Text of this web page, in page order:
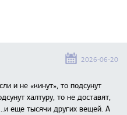
2026-06-20
и не «кинут», то подсунут
халтуру, то не доставят,
еще тысячи других вещей. А